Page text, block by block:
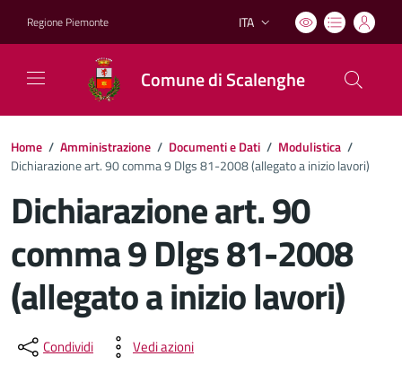
Regione Piemonte Lingua attiva:
ITA
Comune di Scalenghe
Home / Amministrazione / Documenti e Dati / Modulistica /
Dichiarazione art. 90 comma 9 Dlgs 81-2008 (allegato a inizio lavori)
Dichiarazione art. 90
comma 9 Dlgs 81-2008
(allegato a inizio lavori)
Dettagli del documento
Condividi Vedi azioni